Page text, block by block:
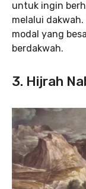
untuk ingin
melalui
modal yang
berdakwah.
3. Hijrah